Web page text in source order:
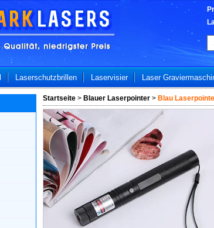
Laserschutzbrillen Laservisier Laser
Startseite > Blauer Laserpointer > Blau